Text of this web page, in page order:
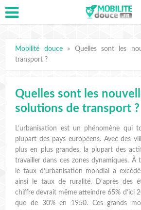
Mobilité douce» Quelles sont les
transport ?
Quelles sont les
solutions de transport ?
L’urbanisation est un phénomène qui
plupart des pays européens. Avec des
plus en plus grandes, la plupart des
travailler dans ces zones dynamiques. À
le taux d’urbanisation mondial a
ainsi le taux de ruralité. D’après des
chiffre devrait même atteindre 65% d’ici
que de 30% en 1950. Ces grands